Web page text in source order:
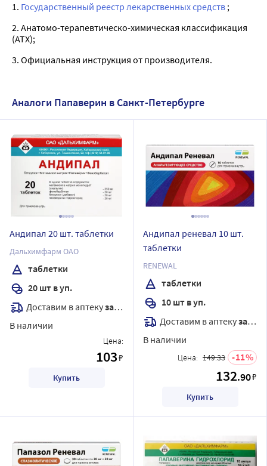
1. Государственный реестр лекарственных средств ;
2. Анатомо-терапевтическо-химическая классификация
(ATX);
3. Официальная инструкция от производителя.
Аналоги Папаверин в Санкт-Петербурге
Андипал 20 шт. таблетки
Дальхимфарм ОАО
таблетки
20 шт в уп.
Доставим в аптекузавтра
В наличии
Цена:
103₽
Купить
Андипал реневал 10 шт.
таблетки
RENEWAL
таблетки
10 шт в уп.
Доставим в аптекузавтра
В наличии
Цена: 149.33 11
132.90₽
Купить